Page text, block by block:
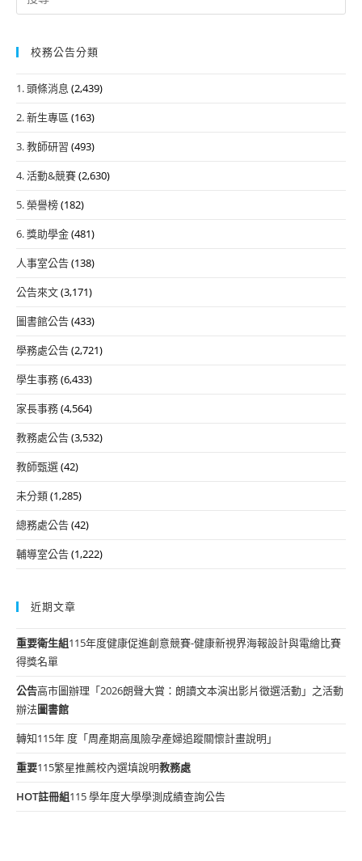
for:
校務公告分類
1. 頭條消息 (2,439)
2. 新生專區 (163)
3. 教師研習 (493)
4. 活動&競賽(2,630)
5. 榮譽榜(182)
6. 獎助學金(481)
人事室公告(138)
公告來文(3,171)
圖書館公告(433)
學務處公告(2,721)
學生事務(6,433)
家長事務(4,564)
教務處公告(3,532)
教師甄選(42)
未分類(1,285)
總務處公告(42)
輔導室公告(1,222)
近期文章
重要衛生組115年度健康促進創意競賽-健康新視界海報設計與電繪比賽
得獎名單
公告高市圖辦理「2026朗聲大賞：朗讀文本演出影片徵選活動」之活動
辦法圖書館
轉知115年 度「周產期高風險孕產婦追蹤關懷計畫說明」
重要115繁星推薦校內選填說明教務處
HOT註冊組115 學年度大學學測成績查詢公告